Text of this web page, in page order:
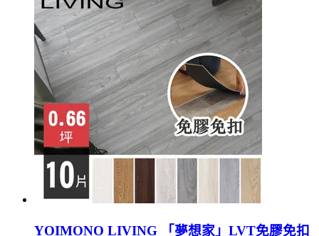
YOIMONO LIVING 「夢想家」LVT免膠免扣